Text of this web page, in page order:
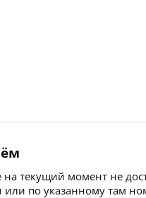
текущий момент не
по указанному там